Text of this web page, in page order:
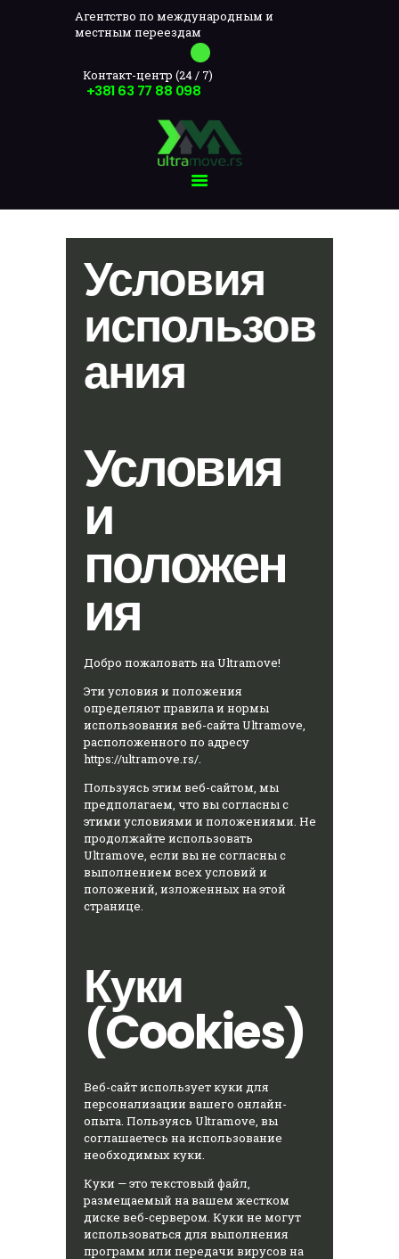
Агентство по международным и
местным переездам
Контакт-центр (24 / 7)
+381 63 77 88 098
Ultramovers
Agentstvo po meždunarodnыm i mestnыm pereezdam
ПЕРЕЕЗДЫ
Условия
использов
ания
Условия
и
положен
ия
Добро пожаловать на Ultramove!
Эти условия и положения
определяют правила и нормы
использования веб-сайта Ultramove,
расположенного по адресу
https://ultramove.rs/.
Пользуясь этим веб-сайтом, мы
предполагаем, что вы согласны с
этими условиями и положениями. Не
продолжайте использовать
Ultramove, если вы не согласны с
выполнением всех условий и
положений, изложенных на этой
странице.
Куки
(Cookies)
Веб-сайт использует куки для
персонализации вашего онлайн-
опыта. Пользуясь Ultramove, вы
соглашаетесь на использование
необходимых куки.
Куки — это текстовый файл,
размещаемый на вашем жестком
диске веб-сервером. Куки не могут
использоваться для выполнения
программ или передачи вирусов на